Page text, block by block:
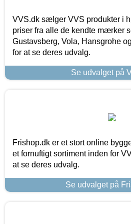
VVS.dk sælger VVS produkter i
priser fra alle de kendte mærker
Gustavsberg, Vola, Hansgrohe
for at se deres udvalg.
Se udvalget på
Frishop.dk er et stort online
et fornuftigt sortiment inden for
at se deres udvalg.
Se udvalget på